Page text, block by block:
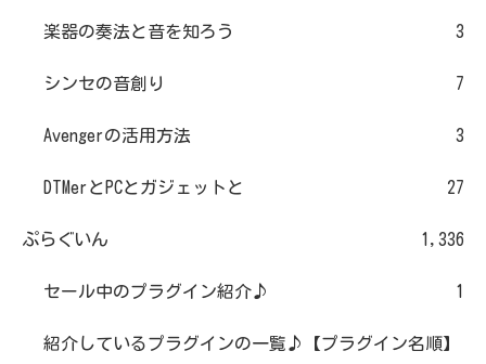
楽器の奏法と音を知ろう 3
シンセの音創り 7
Avengerの活用方法 3
DTMerとPCとガジェットと 27
ぷらぐいん 1,336
セール中のプラグイン紹介♪ 1
紹介しているプラグインの一覧♪【プラグイン名順】